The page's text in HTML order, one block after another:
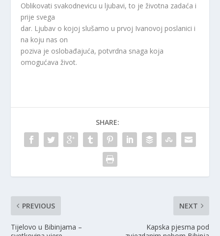
Oblikovati svakodnevicu u ljubavi, to je životna zadaća i
prije svega
dar. Ljubav o kojoj slušamo u prvoj Ivanovoj poslanici i
na koju nas on
poziva je oslobađajuća, potvrdna snaga koja
omogućava život.
SHARE:
PREVIOUS
Tijelovo u Bibinjama –
NEXT
Kapska pjesma pod